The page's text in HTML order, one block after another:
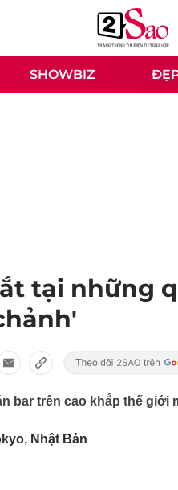
SHOWBIZ
tại những
bar trên cao khắp thế giới
Nhật Bản